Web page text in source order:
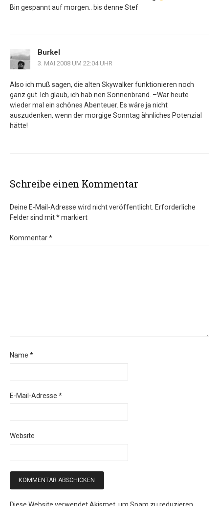
Bin gespannt auf morgen.. bis denne Stef
Burkel
3. MAI 2008 UM 22:04 UHR
Also ich muß sagen, die alten Skywalker funktionieren noch
ganz gut. Ich glaub, ich hab nen Sonnenbrand. –War heute
wieder mal ein schönes Abenteuer. Es wäre ja nicht
auszudenken, wenn der morgige Sonntag ähnliches Potenzial
hätte!
Schreibe einen Kommentar
Deine E-Mail-Adresse wird nicht veröffentlicht. Erforderliche
Felder sind mit*markiert
Kommentar*
Name *
E-Mail-Adresse *
Website
Diese Website verwendet Akismet, um Spam zu reduzieren.